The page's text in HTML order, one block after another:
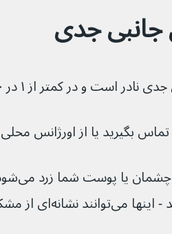
جدی
است و در کمتر از ۱ در ۱۰۰ نفر رخ می‌دهد.
بگیرید یا از اورژانس
نشانه‌ای از مشکلات کبدی باشند.